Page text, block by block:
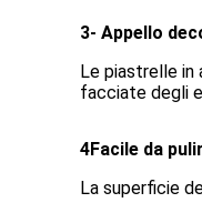
3- Appello
Le piastrelle in
facciate degli
4Facile da
La superficie